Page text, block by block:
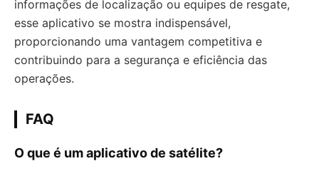
informações de localização ou equipes de resgate,
esse aplicativo se mostra indispensável,
proporcionando uma vantagem competitiva e
contribuindo para a segurança e eficiência das
operações.
FAQ
O que é um aplicativo de satélite?